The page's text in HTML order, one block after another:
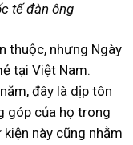
tế đàn ông
thuộc, nhưng Ngày
tại Việt Nam.
đây là dịp tôn
góp của họ trong
này cũng nhằm